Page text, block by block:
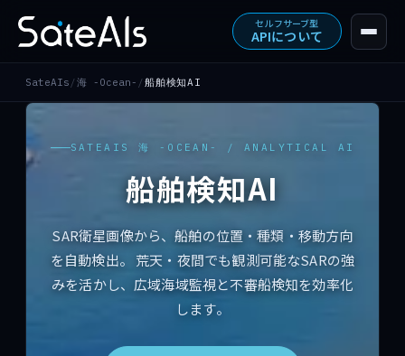
セルフサーブ型
APIについて
トップ
提供形態
SateAIs /海 -Ocean- /船舶検知AI
SATEAIS 海 - OCEAN - / ANALYTICAL AI
船舶検知AI
SAR衛星画像から、船舶の位置・種類・移動方向
を自動検出。 荒天・夜間でも観測可能なSARの強
みを活かし、広域海域監視と不審船検知を効率化
します。